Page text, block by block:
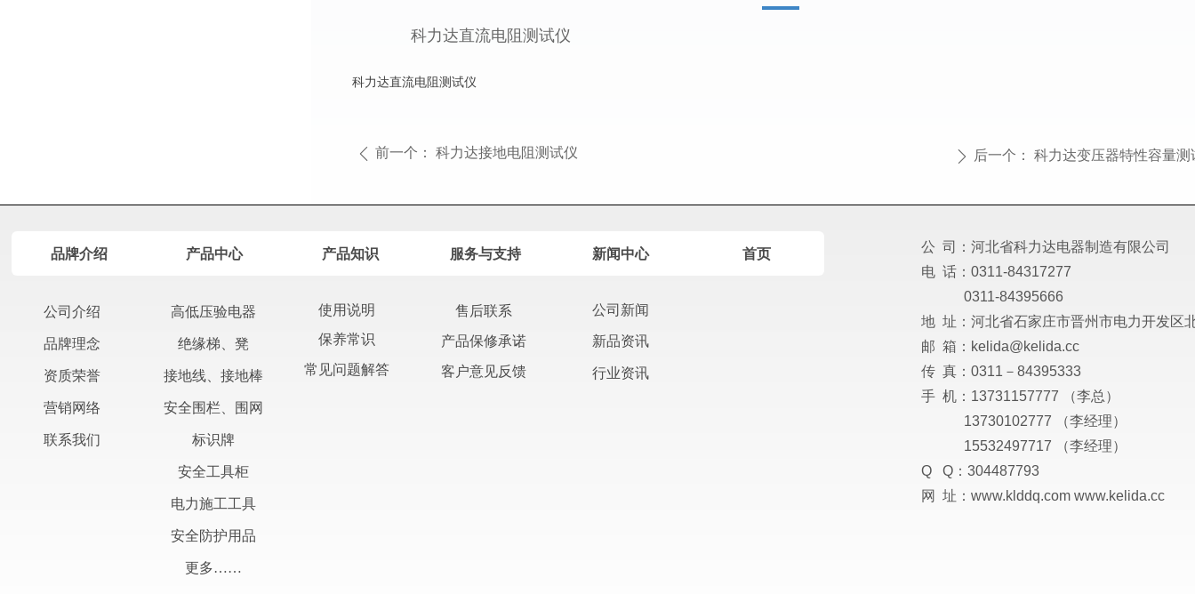
科力达直流电阻测试仪
ꄴ 前一个： 科力达接地电阻测试仪 ꄲ 后一个： 科力达变压器特性容量测
科力达直流电阻测试仪
公司新闻
新品资讯
行业资讯
公 司：河北省科力达电器制造有限公司
电 话：0311-84317277
0311-84395666
地 址：河北省石家庄市晋州市电力开发区
邮 箱：kelida@kelida.cc
传 真：0311－84395333
手 机：13731157777 （李总）
13730102777 （李经理）
15532497717 （李经理）
Q Q：304487793
网 址：www.klddq.com www.kelida.cc
品牌介绍 产品中心 产品知识 服务与支持 新闻中心 首页
售后联系
产品保修承诺
客户意见反馈
使用说明
保养常识
常见问题解答
高低压验电器
绝缘梯、凳
接地线、接地棒
安全围栏、围网
标识牌
安全工具柜
电力施工工具
安全防护用品
更多……
公司介绍
品牌理念
资质荣誉
营销网络
联系我们